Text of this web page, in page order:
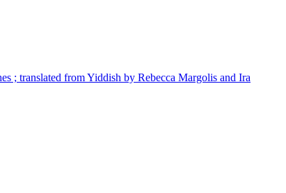
; translated from Yiddish by Rebecca Margolis and Ira